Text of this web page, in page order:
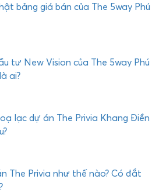
bảng giá bán của The 5way Phú
tư New Vision của The 5way Phú
ai?
lạc dự án The Privia Khang Điền
The Privia như thế nào? Có đắt